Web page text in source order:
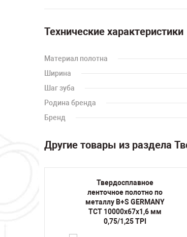
Технические характеристики
Материал полотна
Ширина
Шаг зуба
Родина бренда
Бренд
Другие товары из раздела
Твердосплавное
ленточное полотно по
металлу B+S GERMANY
TCT 10000х67х1,6 мм
0,75/1,25 TPI